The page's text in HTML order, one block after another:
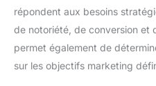
répondent aux besoins
de notoriété, de conversion et
permet également de
sur les objectifs marketing